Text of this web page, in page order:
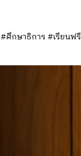
กษาธิการ #เรียนฟรี